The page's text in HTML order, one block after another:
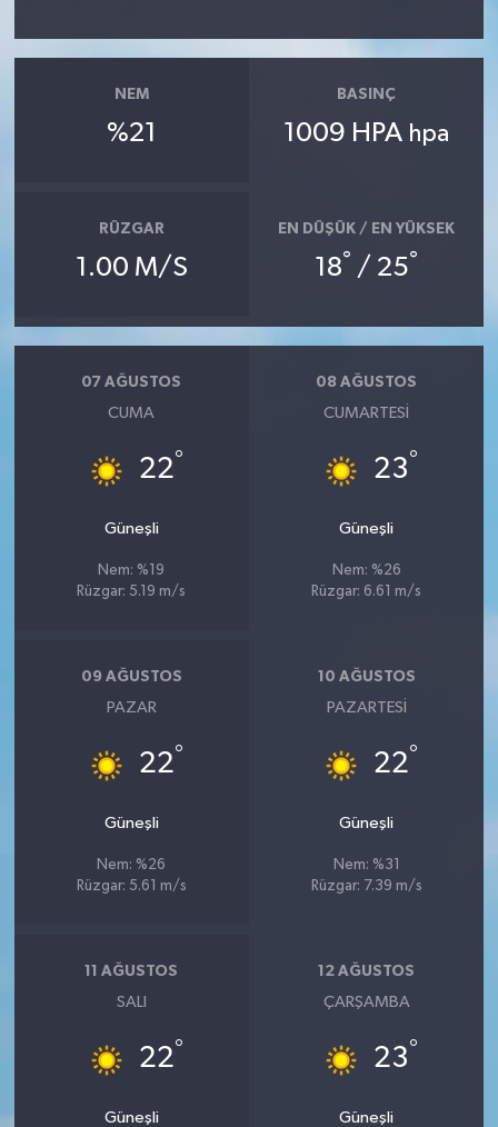
NEM
%21
BASINÇ
1009 HPA hpa
RÜZGAR
1.00 M/S
EN DÜŞÜK / EN YÜKSEK
18° / 25°
07 AĞUSTOS
CUMA
22°
Güneşli
Nem: %19
Rüzgar: 5.19 m/s
08 AĞUSTOS
CUMARTESI
23°
Güneşli
Nem: %26
Rüzgar: 6.61 m/s
09 AĞUSTOS
PAZAR
22°
Güneşli
Nem: %26
Rüzgar: 5.61 m/s
10 AĞUSTOS
PAZARTESI
22°
Güneşli
Nem: %31
Rüzgar: 7.39 m/s
11 AĞUSTOS
SALI
22°
Güneşli
12 AĞUSTOS
ÇARŞAMBA
23°
Güneşli